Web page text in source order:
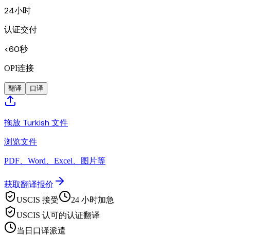
24小时
认证交付
<60秒
OPI连接
翻译 口译
拖放 Turkish 文件
浏览文件
PDF、Word、Excel、图片等
获取翻译报价
USCIS 接受
24 小时加急
USCIS 认可的认证翻译
当日口译派遣